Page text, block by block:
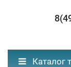
Каталог